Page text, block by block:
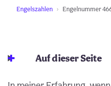
Engelszahlen Engelnummer
Auf dieser Seite